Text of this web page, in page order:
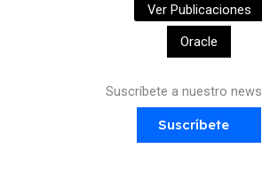
Ver Publicaciones
Oracle
Suscríbete a nuestro
Suscríbete